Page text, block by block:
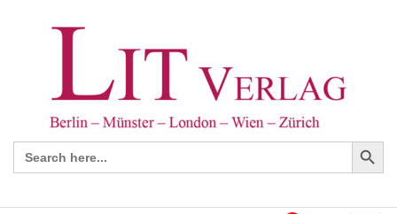
Search
for:
Search Button